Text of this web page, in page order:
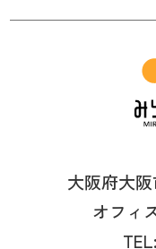
大阪府大
オフィ